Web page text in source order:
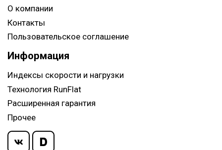
О компании
Контакты
Пользовательское соглашение
Информация
Индексы скорости и нагрузки
Технология RunFlat
Расширенная гарантия
Прочее